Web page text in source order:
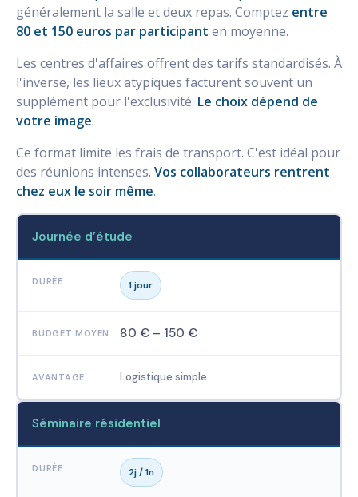
généralement la salle et deux repas. Comptez entre
80 et 150 euros par participant en moyenne.
Les centres d'affaires offrent des tarifs standardisés. À
l'inverse, les lieux atypiques facturent souvent un
supplément pour l'exclusivité. Le choix dépend de
votre image.
Ce format limite les frais de transport. C'est idéal pour
des réunions intenses. Vos collaborateurs rentrent
chez eux le soir même.
Journée d’étude
1 jour
80 € – 150 €
Logistique simple
Séminaire résidentiel
2j / 1n